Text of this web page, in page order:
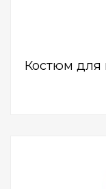
Костюм для